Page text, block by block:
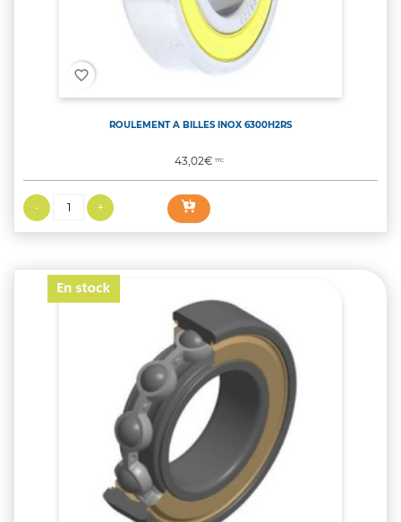
favorite_border
ROULEMENT A BILLES INOX 6300H2RS
Prix
43,02€TTC